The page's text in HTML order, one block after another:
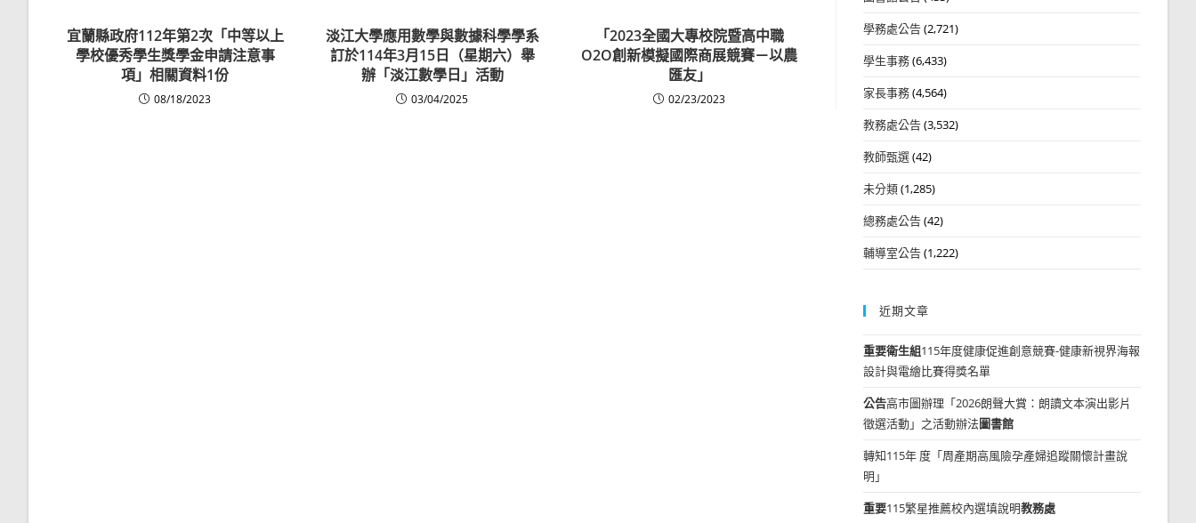
宜蘭縣政府112年第2次「中等以上
學校優秀學生獎學金申請注意事
項」相關資料1份
08/18/2023
淡江大學應用數學與數據科學學系
訂於114年3月15日（星期六）舉
辦「淡江數學日」活動
03/04/2025
「2023全國大專校院暨高中職
O2O創新模擬國際商展競賽－以農
匯友」
02/23/2023
學務處公告(2,721)
學生事務(6,433)
家長事務(4,564)
教務處公告(3,532)
教師甄選(42)
未分類(1,285)
總務處公告(42)
輔導室公告(1,222)
近期文章
重要衛生組115年度健康促進創意競賽-健康新視界海報
設計與電繪比賽得獎名單
公告高市圖辦理「2026朗聲大賞：朗讀文本演出影片
徵選活動」之活動辦法圖書館
轉知115年 度「周產期高風險孕產婦追蹤關懷計畫說
明」
重要115繁星推薦校內選填說明教務處